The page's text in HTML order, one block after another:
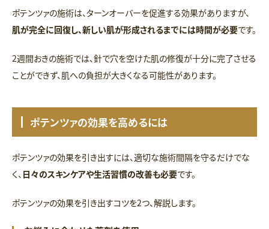
ポテンツァの施術は、ターンオーバーを促進する効果がありますが、
肌が完全に回復し、新しい肌が形成されるまでには時間が必要です。
2週間おきの施術では、針で穴を空けた肌の修復が十分に完了させる
ことができず、肌への負担が大きくなる可能性があります。
ポテンツァの効果を高めるには
ポテンツァの効果を引き出すには、適切な施術間隔を守るだけでな
く、 日々のスキンケアや生活習慣の改善も必要です。
ポテンツァの効果を引き出すコツを2つ、解説します。